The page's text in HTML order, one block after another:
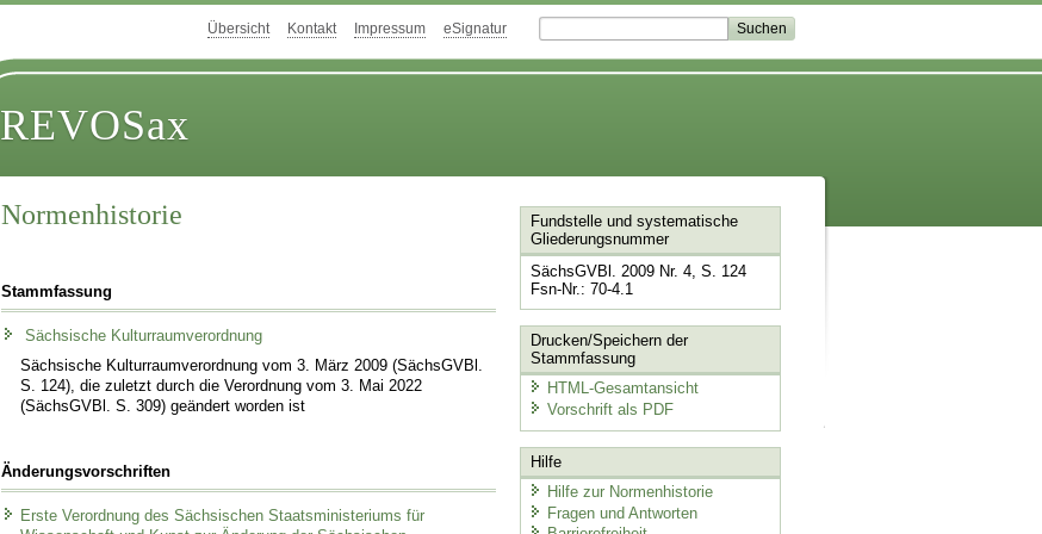
Übersicht Kontakt Impressum eSignatur
REVOSax
Normenhistorie
Stammfassung
Sächsische Kulturraumverordnung
Sächsische Kulturraumverordnung vom 3. März 2009 (SächsGVBl.
S. 124), die zuletzt durch die Verordnung vom 3. Mai 2022
(SächsGVBl. S. 309) geändert worden ist
Änderungsvorschriften
Erste Verordnung des Sächsischen Staatsministeriums für
Fundstelle und systematische
Gliederungsnummer
SächsGVBl. 2009 Nr. 4, S. 124
Fsn-Nr.: 70-4.1
Drucken/Speichern der
Stammfassung
HTML-Gesamtansicht
Vorschrift als PDF
Hilfe
Hilfe zur Normenhistorie
Fragen und Antworten